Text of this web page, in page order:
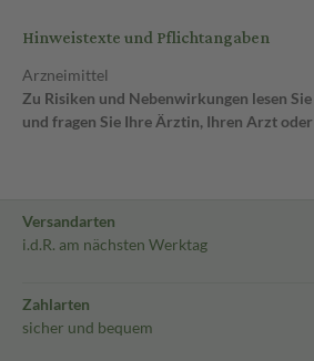
Hinweistexte und Pflichtangaben
Arzneimittel
Zu Risiken und Nebenwirkungen lesen
und fragen Sie Ihre Ärztin, Ihren Arzt
Versandarten
i.d.R. am nächsten Werktag
Zahlarten
sicher und bequem